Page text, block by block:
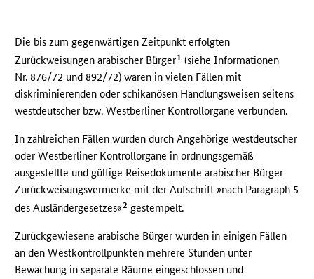
Die bis zum gegenwärtigen Zeitpunkt erfolgten
Zurückweisungen arabischer Bürger1 (siehe Informationen
Nr. 876/72 und 892/72) waren in vielen Fällen mit
diskriminierenden oder schikanösen Handlungsweisen seitens
westdeutscher bzw. Westberliner Kontrollorgane verbunden.
In zahlreichen Fällen wurden durch Angehörige westdeutscher
oder Westberliner Kontrollorgane in ordnungsgemäß
ausgestellte und gültige Reisedokumente arabischer Bürger
Zurückweisungsvermerke mit der Aufschrift »nach Paragraph 5
des Ausländergesetzes«2 gestempelt.
Zurückgewiesene arabische Bürger wurden in einigen Fällen
an den Westkontrollpunkten mehrere Stunden unter
Bewachung in separate Räume eingeschlossen und